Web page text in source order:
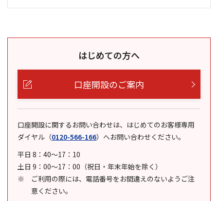
はじめての方へ
口座開設のご案内
口座開設に関するお問い合わせは、はじめてのお客様専用
ダイヤル （0120-566-166） へお問い合わせください。
平日 8：40～17：10
土日 9：00～17：00（祝日・年末年始を除く）
ご利用の際には、電話番号をお間違えのないようご注
意ください。